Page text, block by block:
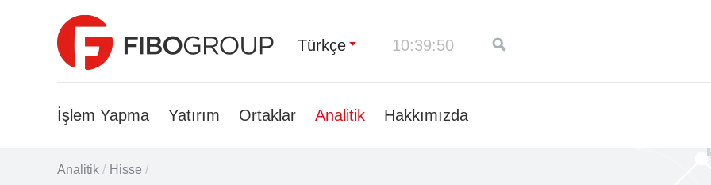
Türkçe 10:39:51
İşlem Yapma Yatırım Ortaklar Analitik Hakkımızda
Analitik / Hisse /